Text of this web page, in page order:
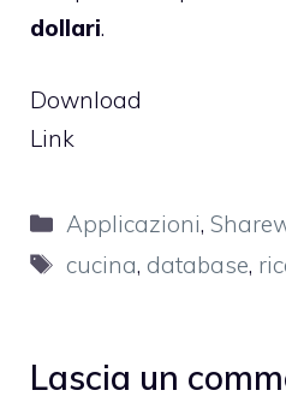
dollari.
Download
Link
Categorie
Applicazioni,
Tag
cucina, database,
Lascia un